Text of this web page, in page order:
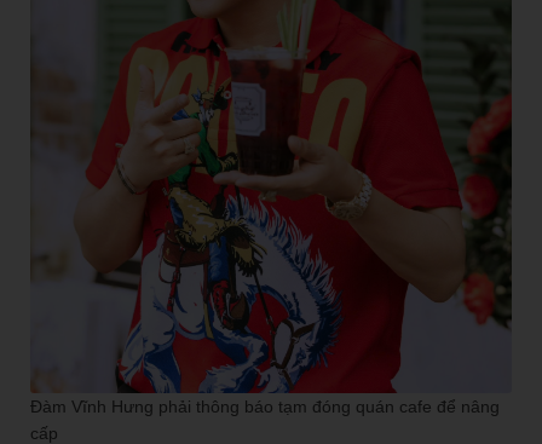
Đàm Vĩnh Hưng phải thông báo tạm đóng quán cafe để nâng
cấp